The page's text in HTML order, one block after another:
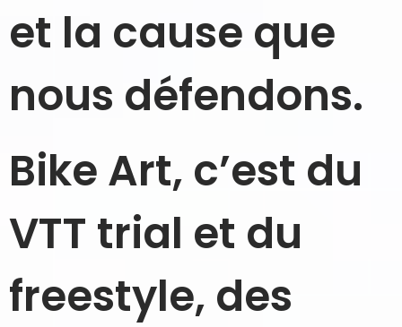
et la cause que
nous défendons.
Bike Art, c’est du
VTT trial et du
freestyle, des